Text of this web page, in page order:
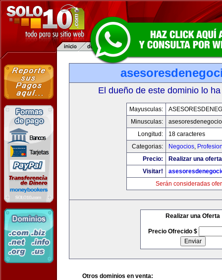
El dueño de este dominio lo
Mayusculas:
Minusculas:
Longitud:
18 caracteres
Categorias:
Negocios,
Precio:
Realizar una
Visitar!
Serán consideradas
Realizar una Oferta
Precio Ofrecido $
Otros dominios en venta: